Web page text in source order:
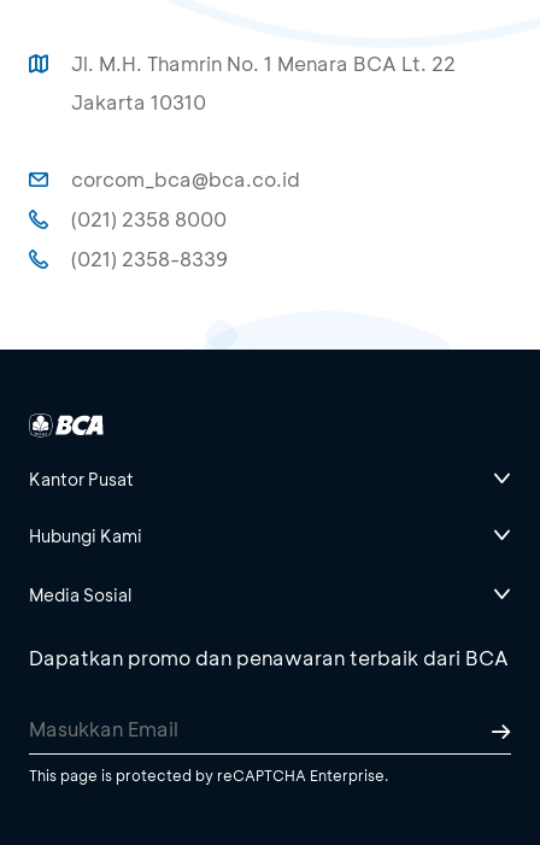
Jl. M.H. Thamrin No. 1 Menara BCA Lt. 22
Jakarta 10310
corcom_bca@bca.co.id
(021) 2358 8000
(021) 2358-8339
Kantor Pusat
Hubungi Kami
Media Sosial
Dapatkan promo dan penawaran terbaik dari BCA
This page is protected by reCAPTCHA Enterprise.